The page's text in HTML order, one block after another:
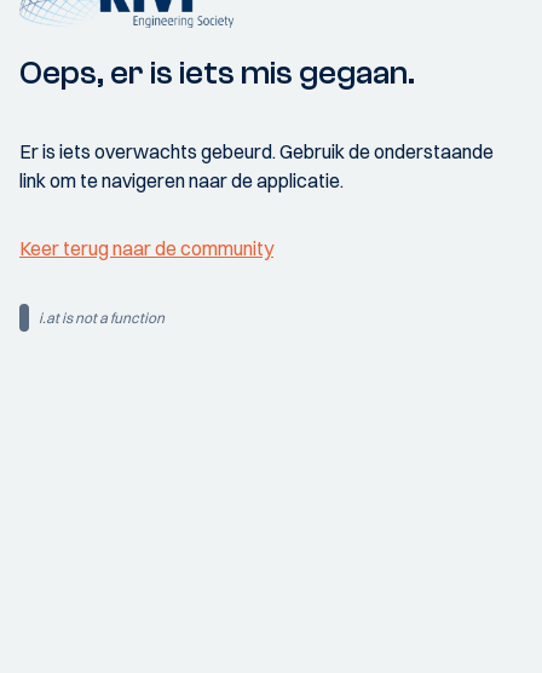
Oeps, er is iets mis gegaan.
Er is iets overwachts gebeurd. Gebruik de onderstaande
link om te navigeren naar de applicatie.
Keer terug naar de community
i.at is not a function